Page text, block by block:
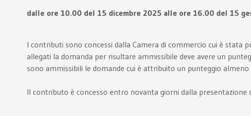
dalle ore 10.00 del 15 dicembre 2025 alle ore 16.00 del 15
I contributi sono concessi dalla Camera di commercio cui è
allegati la domanda per risultare ammissibile deve avere un
sono ammissibili le domande cui è attribuito un punteggio almeno
Il contributo è concesso entro novanta giorni dalla presentazione